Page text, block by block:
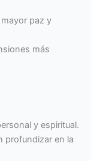
paz y
más
y espiritual.
profundizar en la